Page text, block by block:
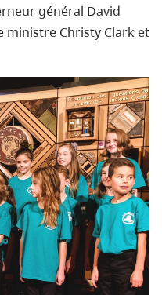
général David
ministre Christy Clark et